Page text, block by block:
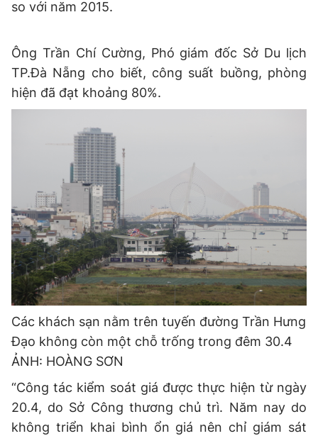
so với năm 2015.
Ông Trần Chí Cường, Phó giám đốc Sở Du lịch
TP.Đà Nẵng cho biết, công suất buồng, phòng
hiện đã đạt khoảng 80%.
Các khách sạn nằm trên tuyến đường Trần Hưng
Đạo không còn một chỗ trống trong đêm 30.4
ẢNH: HOÀNG SƠN
“Công tác kiểm soát giá được thực hiện từ ngày
20.4, do Sở Công thương chủ trì. Năm nay do
không triển khai bình ổn giá nên chỉ giám sát